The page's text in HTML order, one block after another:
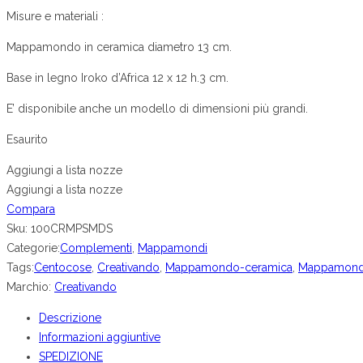
Misure e materiali :
Mappamondo in ceramica diametro 13 cm.
Base in legno Iroko d’Africa 12 x 12 h.3 cm.
E’ disponibile anche un modello di dimensioni più grandi.
Esaurito
Aggiungi a lista nozze
Aggiungi a lista nozze
Compara
Sku: 100CRMPSMDS
Categorie:Complementi, Mappamondi
Tags:Centocose, Creativando, Mappamondo-ceramica,
Marchio: Creativando
Descrizione
Informazioni aggiuntive
SPEDIZIONE